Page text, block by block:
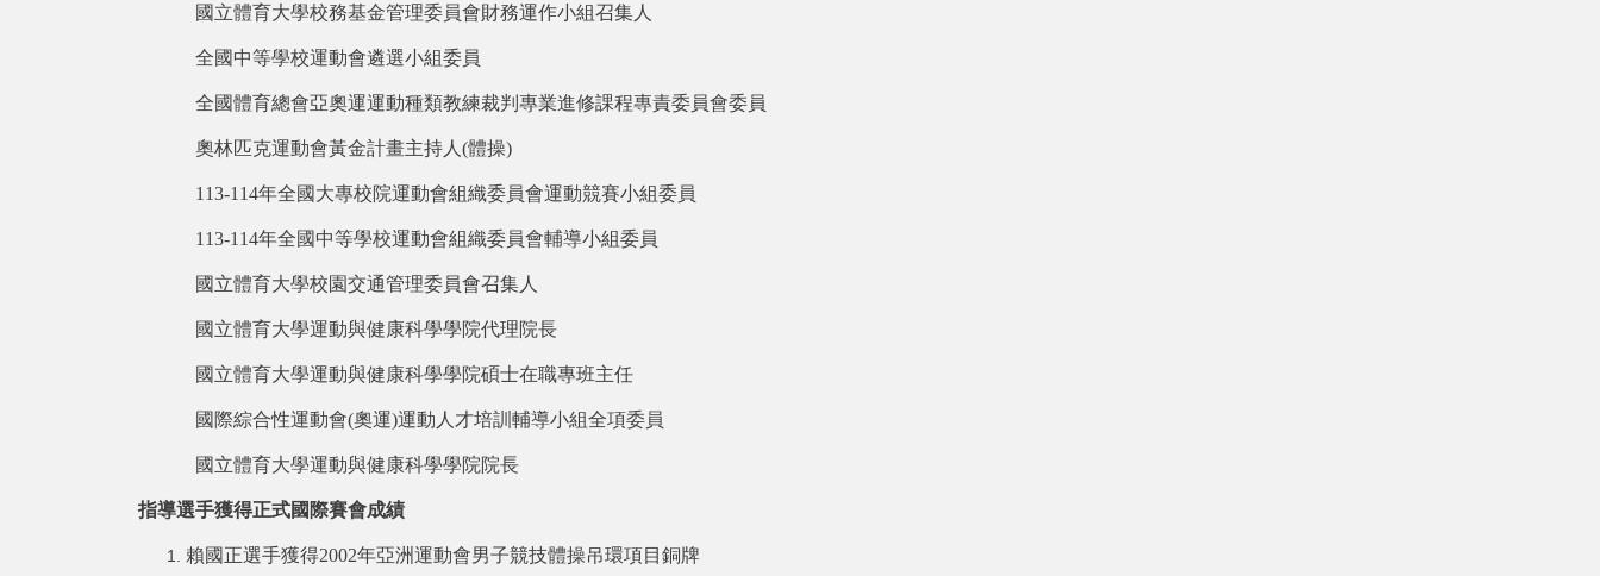
國立體育大學校務基金管理委員會財務運作小組召集人
全國中等學校運動會遴選小組委員
全國體育總會亞奧運運動種類教練裁判專業進修課程專責委員會委員
奧林匹克運動會黃金計畫主持人(體操)
113-114年全國大專校院運動會組織委員會運動競賽小組委員
113-114年全國中等學校運動會組織委員會輔導小組委員
國立體育大學校園交通管理委員會召集人
國立體育大學運動與健康科學學院代理院長
國立體育大學運動與健康科學學院碩士在職專班主任
國際綜合性運動會(奧運)運動人才培訓輔導小組全項委員
國立體育大學運動與健康科學學院院長
指導選手獲得正式國際賽會成績
賴國正選手獲得2002年亞洲運動會男子競技體操吊環項目銅牌